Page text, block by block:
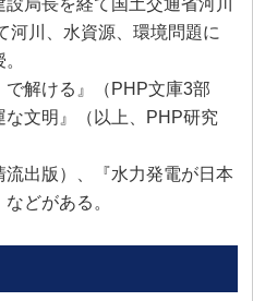
河川、水資源、環境問題に
解ける』（PHP文庫3部
文明』（以上、PHP研究
流出版）、『水力発電が日本
どがある。